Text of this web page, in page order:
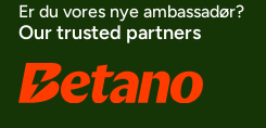
Er du vores nye ambassadør?
Our trusted partners